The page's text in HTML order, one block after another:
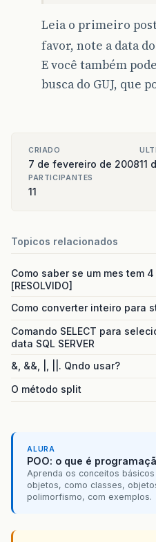
Leia o primeiro
favor, note a data
E você também
busca do GUJ, que
CRIADO
7 de fevereiro de 200811
PARTICIPANTES
11
Topicos relacionados
Como saber se um mes tem
[RESOLVIDO]
Como converter inteiro para
Comando SELECT para
data SQL SERVER
&, &&, |, ||. Qndo usar?
O método split
ALURA
POO: o que é
Aprenda os conceitos
objetos, como classes,
polimorfismo, com exemplos.